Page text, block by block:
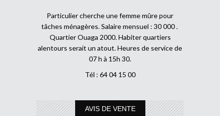
Particulier cherche une femme mûre pour
tâches ménagères. Salaire mensuel : 30 000 .
Quartier Ouaga 2000. Habiter quartiers
alentours serait un atout. Heures de service de
07 h à 15h 30.
Tél : 64 04 15 00
AVIS DE VENTE